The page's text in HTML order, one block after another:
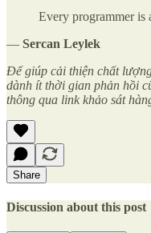
Every programmer is
― Sercan Leylek
Để giúp cải thiện chất
dành ít thời gian phản hồi
thông qua link khảo sát
Share
Discussion about this post